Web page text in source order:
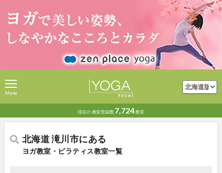
現在の教室登録数 7,724教室
Menu
北海道 滝川市にある
ヨガ教室・ピラティス教室一覧